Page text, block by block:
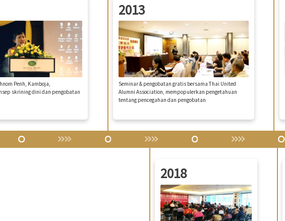
Penh, Kamboja,
skrining dini dan pengobatan
2013
Seminar & pengobatan gratis bersama Thai United
Alumni Association, mempopulerkan pengetahuan
tentang pencegahan dan pengobatan
2018